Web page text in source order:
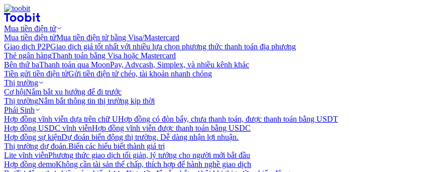
Mua tiền điện tử
Mua tiền điện tửMua tiền điện tử bằng Visa/Mastercard
Giao dịch P2PGiao dịch giá tốt nhất với nhiều lựa chọn phương thức thanh toán địa phương
Thẻ ngân hàngThanh toán bằng Visa hoặc Mastercard
Bên thứ baThanh toán qua MoonPay, Advcash, Simplex, và nhiều kênh khác
Tiền gửi tiền điện tửGửi tiền điện tử chéo, tài khoản nhanh chóng
Thị trường
Cơ hộiNắm bắt xu hướng để đi trước
Thị trườngNắm bắt thông tin thị trường kịp thời
Phái Sinh
Hợp đồng vĩnh viễn dựa trên chữ UHợp đồng có đòn bẩy, chưa thanh toán, được thanh toán bằng USDT
Hợp đồng USDC vĩnh viễnHợp đồng vĩnh viễn được thanh toán bằng USDC
Hợp đồng sự kiệnDự đoán biến động thị trường. Dễ dàng nhận lợi nhuận.
Thị trường dự đoán.Biến các hiểu biết thành giá trị
Lite vĩnh viễnPhương thức giao dịch tối giản, lý tưởng cho người mới bắt đầu
Hợp đồng demoKhông cần tài sản thế chấp, thích hợp để hành nghề giao dịch